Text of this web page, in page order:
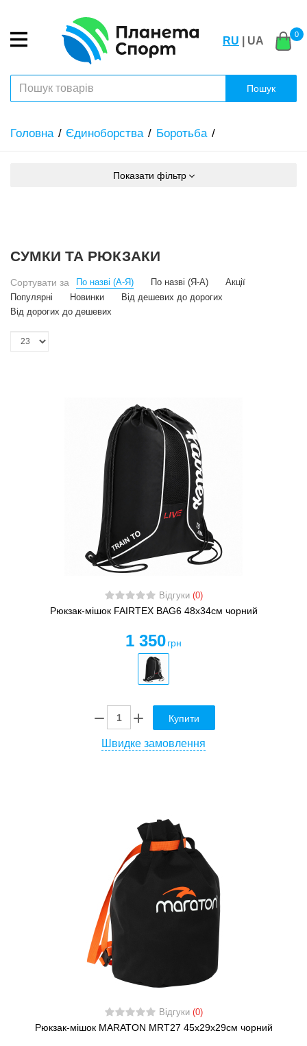
RU | UA
0
Пошук
Головна Єдиноборства Боротьба
Показати фільтр
СУМКИ ТА РЮКЗАКИ
Сортувати за По назві (А-Я) По назві (Я-А)
Акції
Популярні
Новинки
Від дешевих до дорогих
Від дорогих до дешевих
Відгуки (0)
Рюкзак-мішок FAIRTEX BAG6 48x34см чорний
1 350 грн
Купити
Швидке замовлення
Відгуки (0)
Рюкзак-мішок MARATON MRT27 45х29х29см чорний